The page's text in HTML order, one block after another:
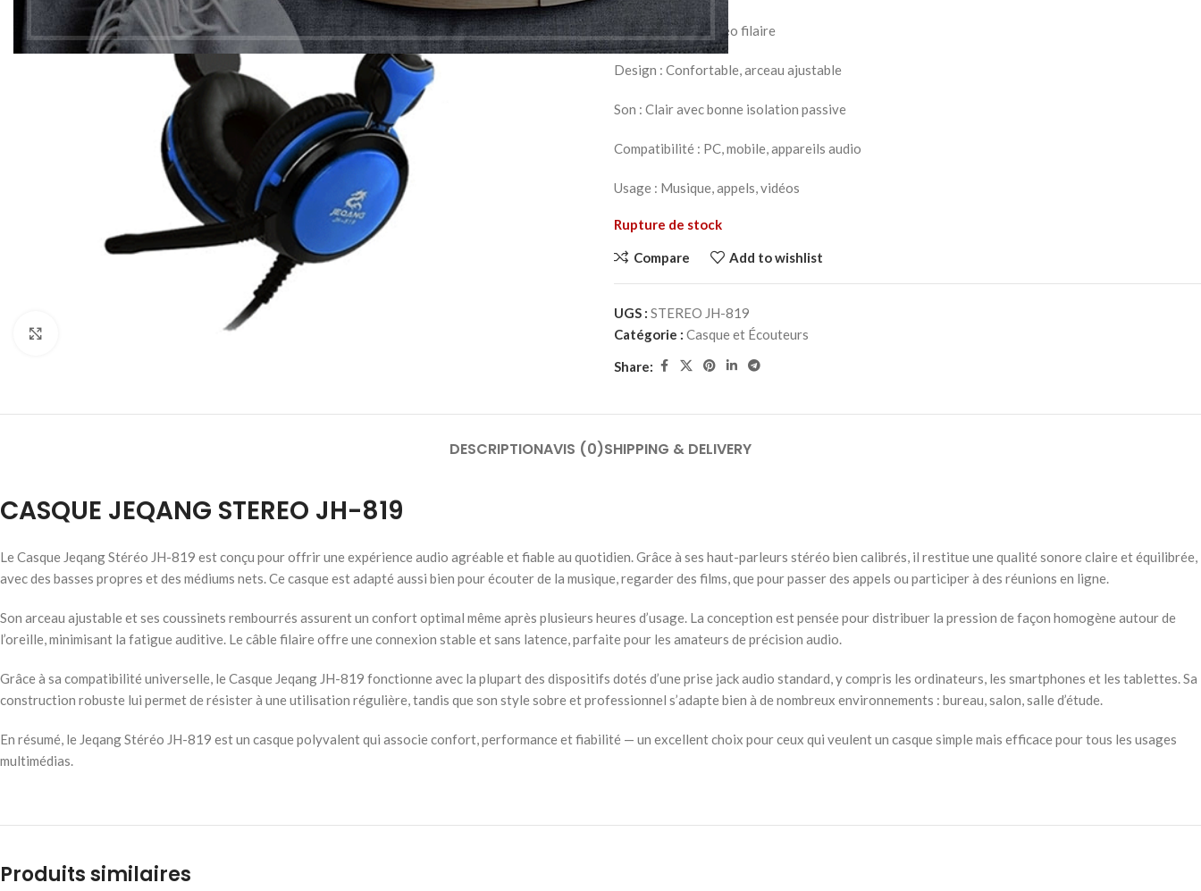
Type : Casque stéréo filaire
Design : Confortable, arceau ajustable
Son : Clair avec bonne isolation passive
Compatibilité : PC, mobile, appareils audio
Usage : Musique, appels, vidéos
Rupture de stock
Compare Add to wishlist
UGS : STEREO JH-819
Catégorie : Casque et Écouteurs
Share:
DESCRIPTIONAVIS (0)SHIPPING & DELIVERY
CASQUE JEQANG STEREO JH-819
Le Casque Jeqang Stéréo JH-819 est conçu pour offrir une expérience audio agréable et fiable au quotidien. Grâce à ses haut-parleurs stéréo bien calibrés, il restitue une qualité sonore claire et équilibrée,
avec des basses propres et des médiums nets. Ce casque est adapté aussi bien pour écouter de la musique, regarder des films, que pour passer des appels ou participer à des réunions en ligne.
Son arceau ajustable et ses coussinets rembourrés assurent un confort optimal même après plusieurs heures d’usage. La conception est pensée pour distribuer la pression de façon homogène autour de
l’oreille, minimisant la fatigue auditive. Le câble filaire offre une connexion stable et sans latence, parfaite pour les amateurs de précision audio.
Grâce à sa compatibilité universelle, le Casque Jeqang JH-819 fonctionne avec la plupart des dispositifs dotés d’une prise jack audio standard, y compris les ordinateurs, les smartphones et les tablettes. Sa
construction robuste lui permet de résister à une utilisation régulière, tandis que son style sobre et professionnel s’adapte bien à de nombreux environnements : bureau, salon, salle d’étude.
En résumé, le Jeqang Stéréo JH-819 est un casque polyvalent qui associe confort, performance et fiabilité — un excellent choix pour ceux qui veulent un casque simple mais efficace pour tous les usages
multimédias.
Produits similaires